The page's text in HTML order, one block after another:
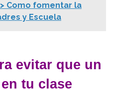
Como fomentar la
y Escuela
evitar que un
tu clase